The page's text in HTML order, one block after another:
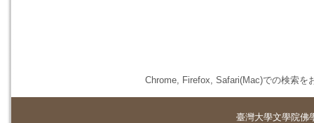
Chrome, Firefox, Safari(Mac)での検索を
臺灣大學文學院佛